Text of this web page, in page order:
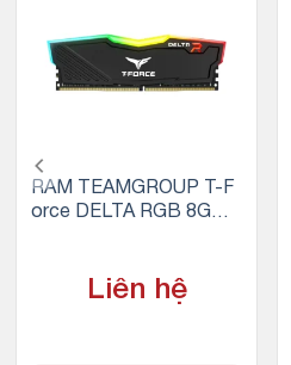
RAM TEAMGROUP T-F
orce DELTA RGB 8GB
Liên hệ